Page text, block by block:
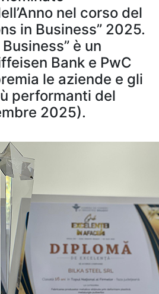
nel corso del
in Business” 2025.
è un
Bank e PwC
le aziende e gli
performanti del
2025).